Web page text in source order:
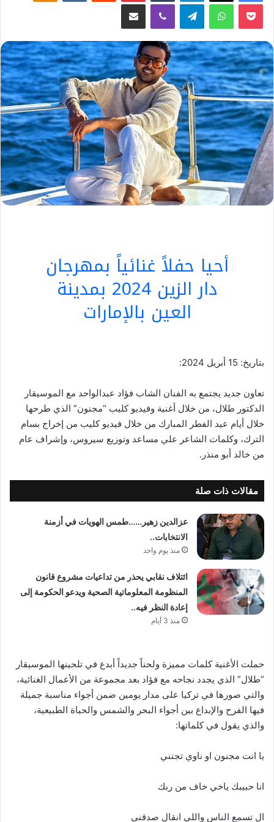
‫Pocket واتساب تيلقرام ڤايبر مشاركة عبر البريد
أحيا حفلاً غنائياً بمهرجان
دار الزين 2024 بمدينة
العين بالإمارات
بتاريخ: 15 أبريل 2024:
تعاون جديد يجتمع به الفنان الشاب فؤاد عبدالواحد مع الموسيقار
الدكتور طلال، من خلال أغنية وفيديو كليب “مجنون” الذي طرحها
خلال أيام عيد الفطر المبارك من خلال فيديو كليب من إخراج بسام
الترك، وكلمات الشاعر علي مساعد وتوزيع سيروس، وإشراف عام
من خالد أبو منذر.
مقالات ذات صلة
عزالدين زهير……طمس الهويات في أزمنة
الانتخابات..
منذ يوم واحد
ائتلاف نقابي يحذر من تداعيات مشروع قانون
المنظومة المعلوماتية الصحية ويدعو الحكومة إلى
إعادة النظر فيه..
منذ 3 أيام
حملت الأغنية كلمات مميزة ولحناً جديداً أبدع في تلحينها الموسيقار
“طلال” الذي يجدد نجاحه مع فؤاد بعد مجموعة من الأعمال الغنائية،
والتي صورها في تركيا على مدار يومين ضمن أجواء مناسبة جميلة
فيها الفرح والإبداع بين أجواء البحر والشمس والحياة الطبيعية،
والذي يقول في كلماتها:
يا انت مجنون او ناوي تجنني
انا حبيبك ياخي خاف من ربك
ال تسمع الناس واللي انقال صدقني